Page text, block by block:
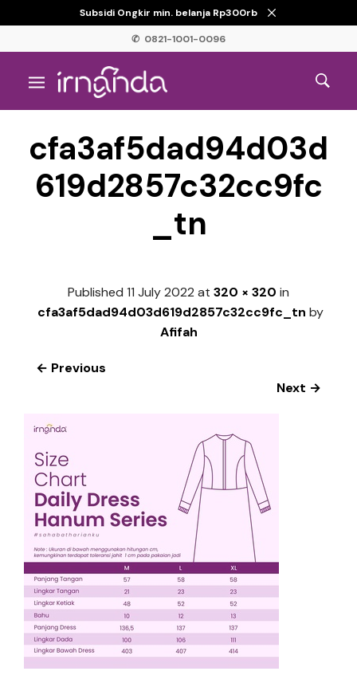
Subsidi Ongkir min. belanja Rp300rb
✆ 0821-1001-0096
cfa3af5dad94d03d
619d2857c32cc9fc
_tn
Published 11 July 2022 at 320 × 320 in
cfa3af5dad94d03d619d2857c32cc9fc_tn by
Afifah
← Previous
Next →